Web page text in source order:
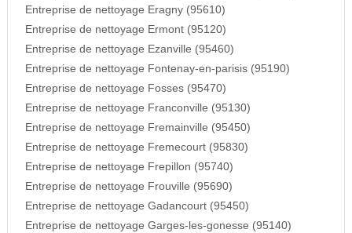
Entreprise de nettoyage Eragny (95610)
Entreprise de nettoyage Ermont (95120)
Entreprise de nettoyage Ezanville (95460)
Entreprise de nettoyage Fontenay-en-parisis (95190)
Entreprise de nettoyage Fosses (95470)
Entreprise de nettoyage Franconville (95130)
Entreprise de nettoyage Fremainville (95450)
Entreprise de nettoyage Fremecourt (95830)
Entreprise de nettoyage Frepillon (95740)
Entreprise de nettoyage Frouville (95690)
Entreprise de nettoyage Gadancourt (95450)
Entreprise de nettoyage Garges-les-gonesse (95140)